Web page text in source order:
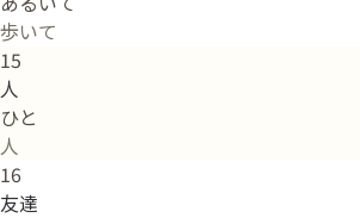
歩いて
15
人
ひと
人
16
友達